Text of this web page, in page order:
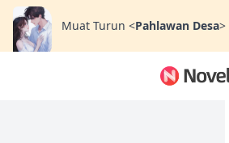
Muat Turun <Pahlawan Desa>